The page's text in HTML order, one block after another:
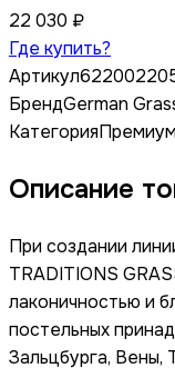
22 030 ₽
Где купить?
Артикул
БрендGerman
Категория
Описание
При создании
TRADITIONS
лаконичностью и
постельных
Зальцбурга, Вены,